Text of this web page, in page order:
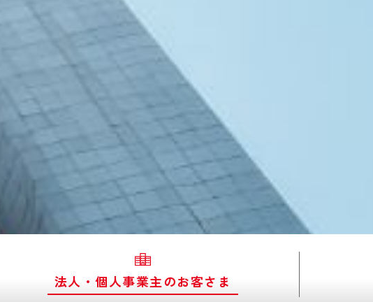
法人・個人事業主のお客さま